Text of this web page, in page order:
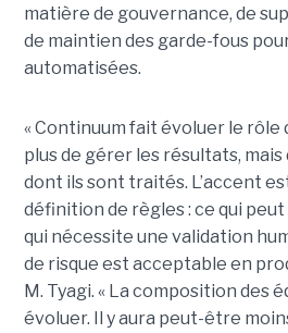
matière de gouvernance, de
de maintien des garde-fous
automatisées.
« Continuum fait évoluer le rôle
plus de gérer les résultats,
dont ils sont traités. L’accent
définition de règles : ce qui
qui nécessite une validation
de risque est acceptable en
M. Tyagi. « La composition des
évoluer. Il y aura peut-être